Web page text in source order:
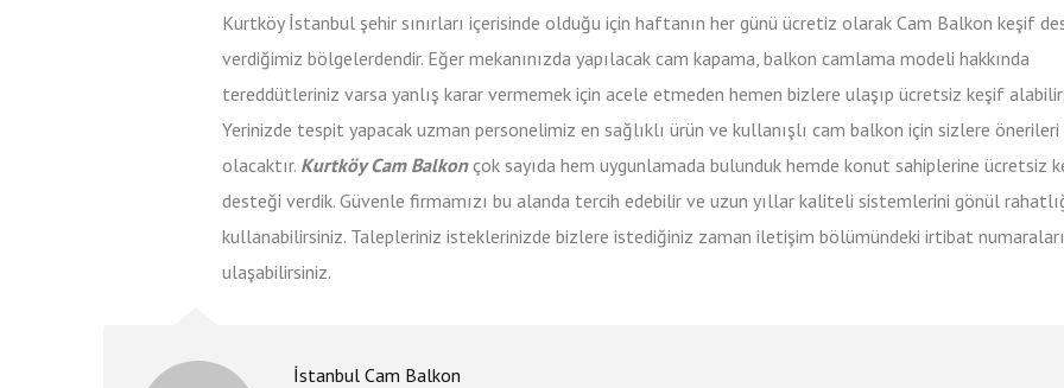
Kurtköy İstanbul şehir sınırları içerisinde olduğu için haftanın her günü ücretiz olarak Cam Balkon keşif
verdiğimiz bölgelerdendir. Eğer mekanınızda yapılacak cam kapama, balkon camlama modeli hakkında
tereddütleriniz varsa yanlış karar vermemek için acele etmeden hemen bizlere ulaşıp ücretsiz keşif
Yerinizde tespit yapacak uzman personelimiz en sağlıklı ürün ve kullanışlı cam balkon için sizlere önerileri
olacaktır. Kurtköy Cam Balkonçok sayıda hem uygunlamada bulunduk hemde konut sahiplerine ücretsiz
desteği verdik. Güvenle firmamızı bu alanda tercih edebilir ve uzun yıllar kaliteli sistemlerini gönül
kullanabilirsiniz. Talepleriniz isteklerinizde bizlere istediğiniz zaman iletişim bölümündeki irtibat
ulaşabilirsiniz.
İstanbul Cam Balkon